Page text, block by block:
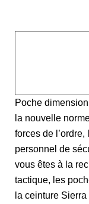
Poche
la nouvelle
forces de
personnel de
vous êtes à la
tactique, les
la ceinture